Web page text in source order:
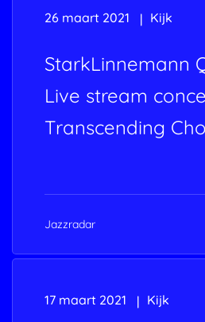
26 maart 2021 Kijk
StarkLinnemann
Live stream
Transcending
Jazzradar
17 maart 2021 Kijk